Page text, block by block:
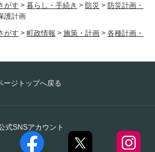
がす > 暮らし・手続き > 防災 > 防災計画・
護計画
がす > 町政情報 > 施策・計画 > 各種計画・
式SNSアカウント
ージトップへ戻る